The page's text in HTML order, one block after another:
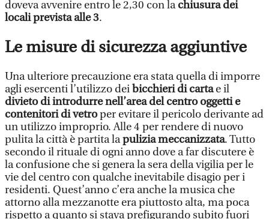
doveva avvenire entro le 2,30 con lachiusura dei
locali prevista alle 3.
Le misure di sicurezza aggiuntive
Una ulteriore precauzione era stata quella di imporre
agli esercenti l’utilizzo dei bicchieri di cartae il
divieto di introdurre nell’area del centro oggetti e
contenitori di vetroper evitare il pericolo derivante ad
un utilizzo improprio. Alle 4 per rendere di nuovo
pulita la città è partita lapulizia meccanizzata. Tutto
secondo il rituale di ogni anno dove a far discutere è
la confusione che si genera la sera della vigilia per le
vie del centro con qualche inevitabile disagio per i
residenti. Quest’anno c’era anche la musica che
attorno alla mezzanotte era piuttosto alta, ma poca
rispetto a quanto si stava prefigurando subito fuori